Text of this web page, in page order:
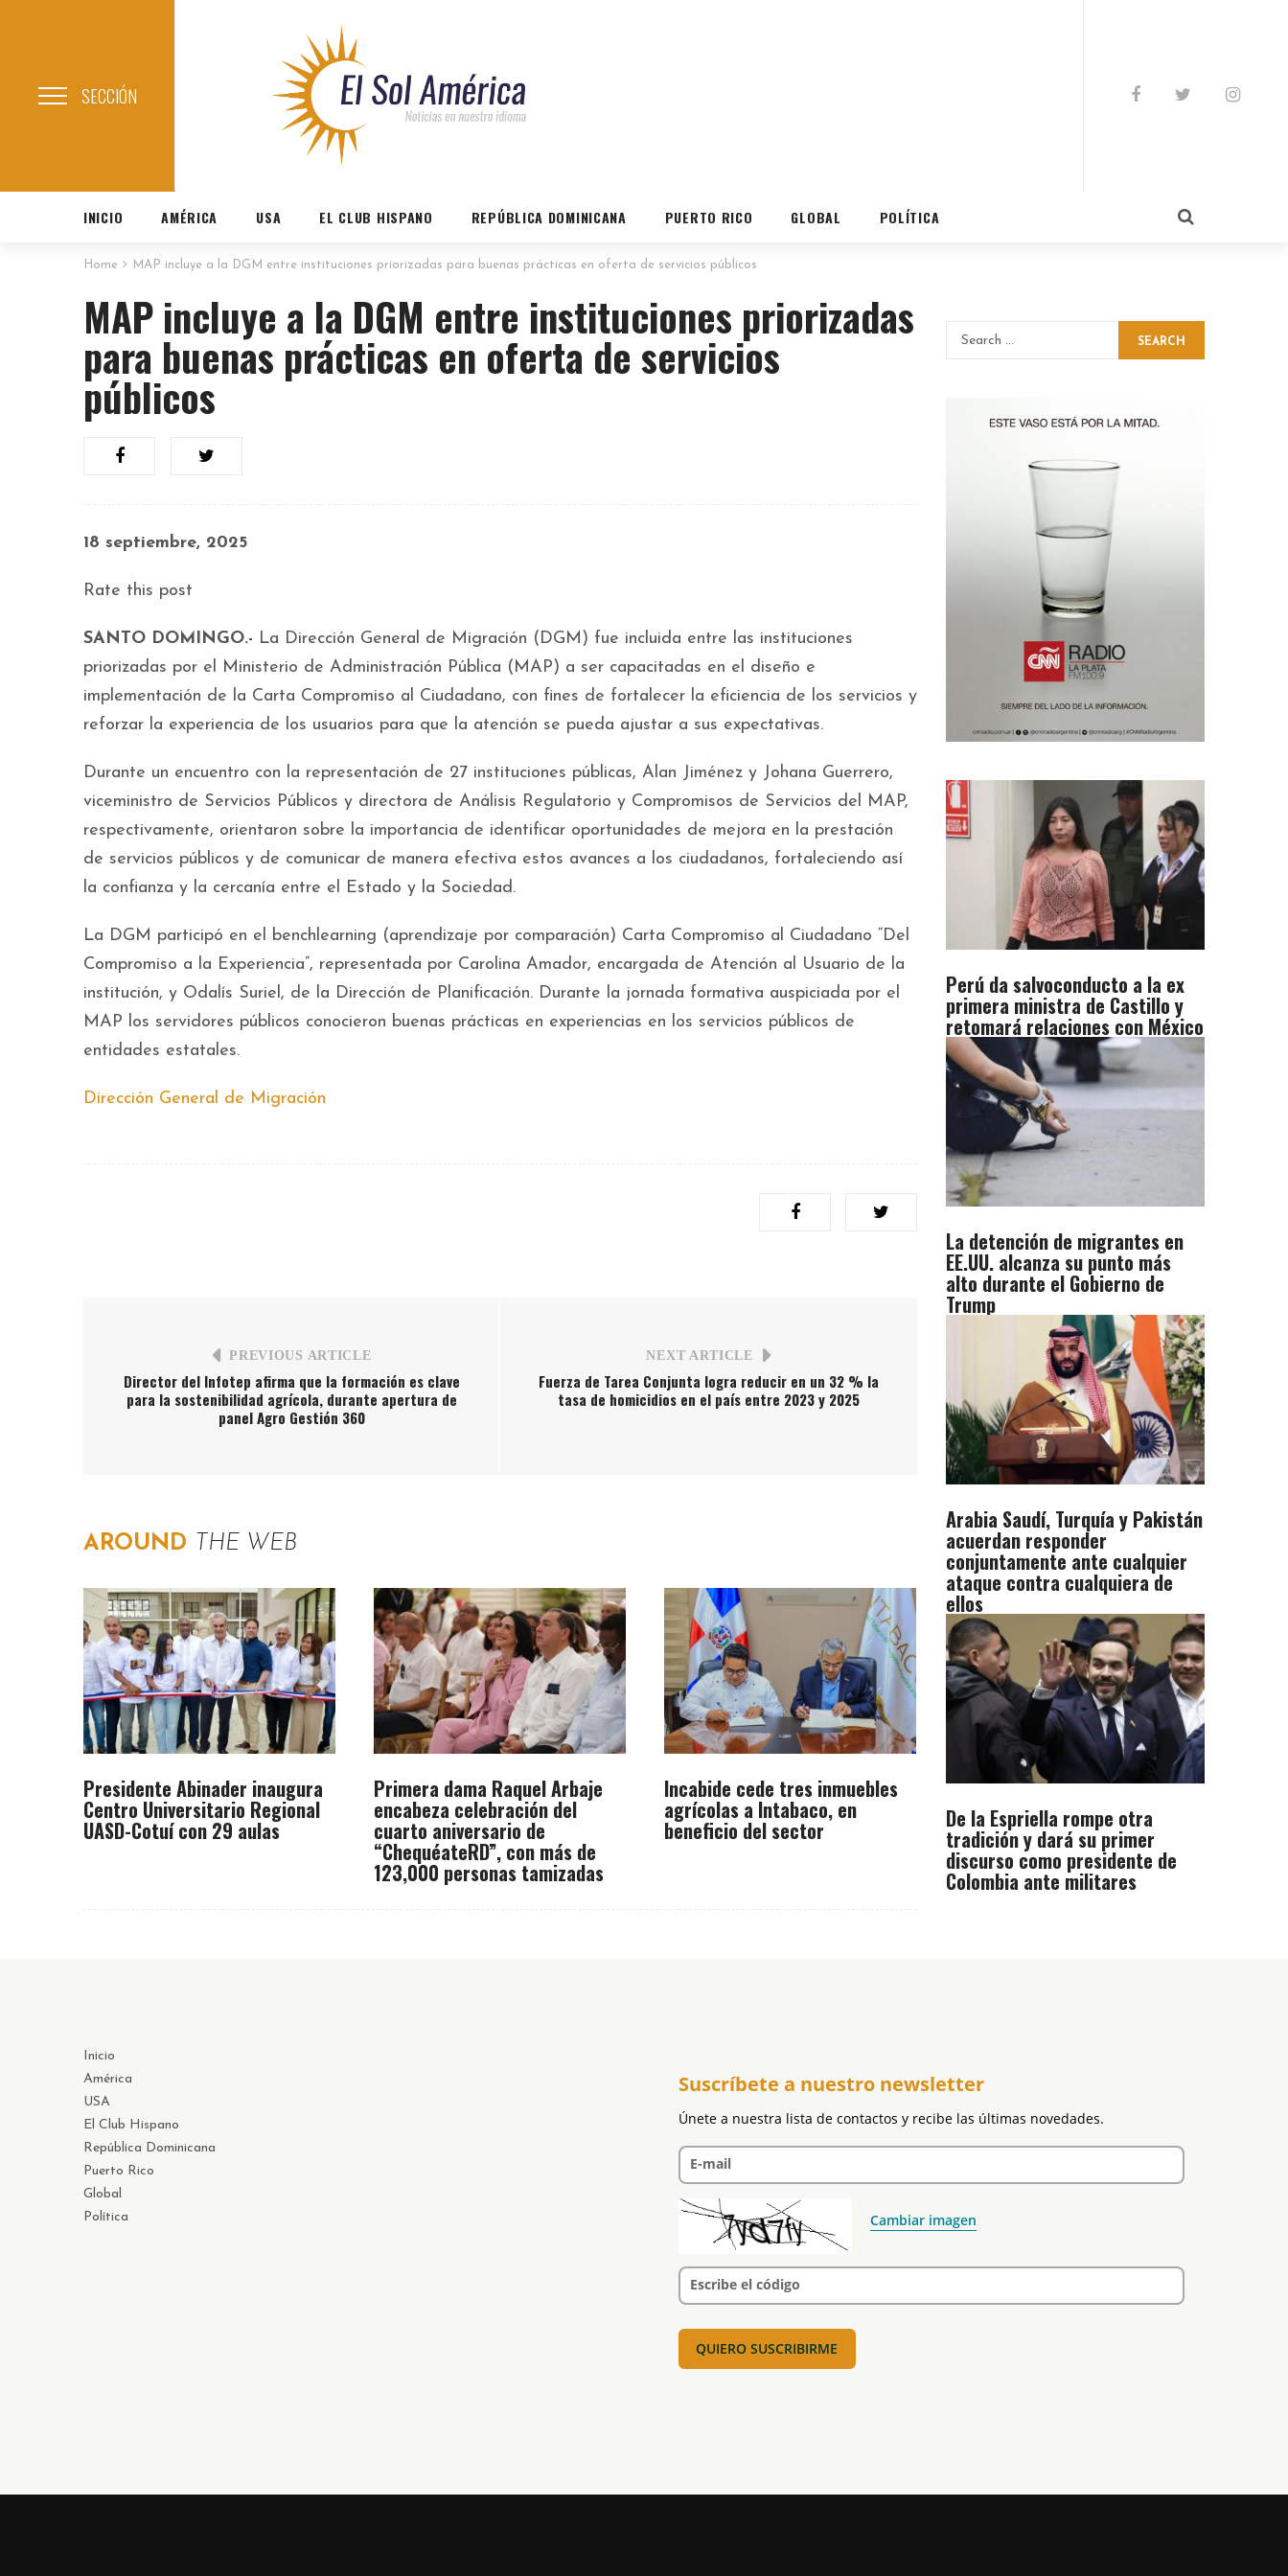
SECCIÓN
INICIO AMÉRICA USA EL CLUB HISPANO REPÚBLICA DOMINICANA PUERTO RICO GLOBAL POLÍTICA
Home MAP incluye a la DGM entre instituciones priorizadas para buenas prácticas en oferta de servicios públicos
MAP incluye a la DGM entre instituciones priorizadas
para buenas prácticas en oferta de servicios
públicos
18 septiembre, 2025
Rate this post
SANTO DOMINGO.- La Dirección General de Migración (DGM) fue incluida entre las instituciones
priorizadas por el Ministerio de Administración Pública (MAP) a ser capacitadas en el diseño e
implementación de la Carta Compromiso al Ciudadano, con fines de fortalecer la eficiencia de los servicios y
reforzar la experiencia de los usuarios para que la atención se pueda ajustar a sus expectativas.
Durante un encuentro con la representación de 27 instituciones públicas, Alan Jiménez y Johana Guerrero,
viceministro de Servicios Públicos y directora de Análisis Regulatorio y Compromisos de Servicios del MAP,
respectivamente, orientaron sobre la importancia de identificar oportunidades de mejora en la prestación
de servicios públicos y de comunicar de manera efectiva estos avances a los ciudadanos, fortaleciendo así
la confianza y la cercanía entre el Estado y la Sociedad.
La DGM participó en el benchlearning (aprendizaje por comparación) Carta Compromiso al Ciudadano “Del
Compromiso a la Experiencia”, representada por Carolina Amador, encargada de Atención al Usuario de la
institución, y Odalís Suriel, de la Dirección de Planificación. Durante la jornada formativa auspiciada por el
MAP los servidores públicos conocieron buenas prácticas en experiencias en los servicios públicos de
entidades estatales.
Dirección General de Migración
PREVIOUS ARTICLE
Director del Infotep afirma que la formación es clave
para la sostenibilidad agrícola, durante apertura de
panel Agro Gestión 360
NEXT ARTICLE
Fuerza de Tarea Conjunta logra reducir en un 32 % la
tasa de homicidios en el país entre 2023 y 2025
AROUND THE WEB
Presidente Abinader inaugura
Centro Universitario Regional
UASD-Cotuí con 29 aulas
Primera dama Raquel Arbaje
encabeza celebración del
cuarto aniversario de
“ChequéateRD”, con más de
123,000 personas tamizadas
Incabide cede tres inmuebles
agrícolas a Intabaco, en
beneficio del sector
SEARCH
Perú da salvoconducto a la ex
primera ministra de Castillo y
retomará relaciones con México
La detención de migrantes en
EE.UU. alcanza su punto más
alto durante el Gobierno de
Trump
Arabia Saudí, Turquía y Pakistán
acuerdan responder
conjuntamente ante cualquier
ataque contra cualquiera de
ellos
De la Espriella rompe otra
tradición y dará su primer
discurso como presidente de
Colombia ante militares
Inicio
América
USA
El Club Hispano
República Dominicana
Puerto Rico
Global
Política
Suscríbete a nuestro newsletter
Únete a nuestra lista de contactos y recibe las últimas novedades.
E-mail
Cambiar imagen
Escribe el código